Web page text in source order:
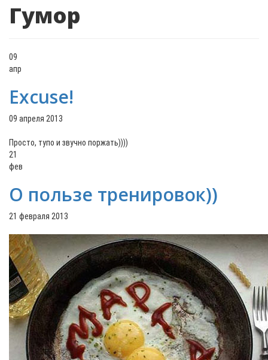
Гумор
09
апр
Excuse!
09 апреля 2013
Просто, тупо и звучно поржать))))
21
фев
О пользе тренировок))
21 февраля 2013